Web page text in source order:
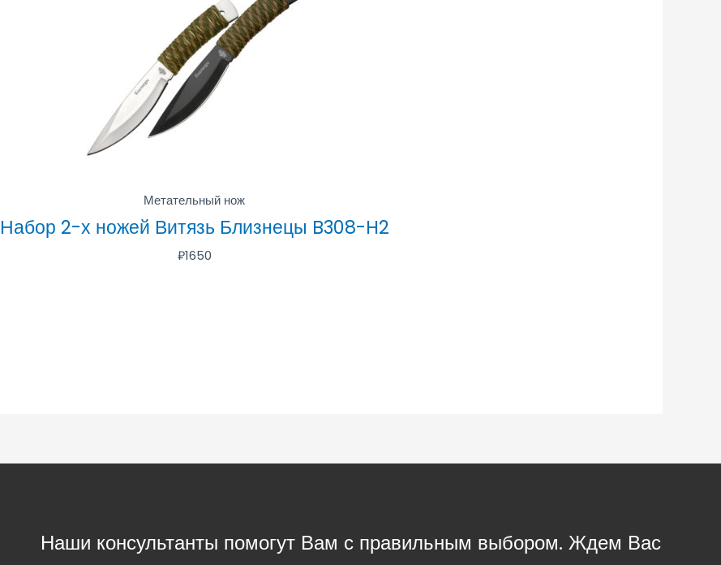
Метательный нож
Набор 2-х ножей Витязь Близнецы B308-H2
₽1650
Наши консультанты помогут Вам с правильным выбором. Ждем Вас